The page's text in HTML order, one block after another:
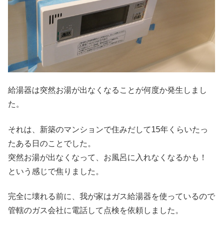
給湯器は突然お湯が出なくなることが何度か発生しまし
た。
それは、新築のマンションで住みだして15年くらいたっ
たある日のことでした。
突然お湯が出なくなって、お風呂に入れなくなるかも！
という感じで焦りました。
完全に壊れる前に、我が家はガス給湯器を使っているので
管轄のガス会社に電話して点検を依頼しました。